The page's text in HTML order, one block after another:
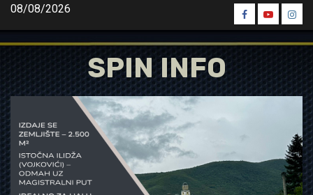
Skip
content
08/08/2026
Spin
Facebook
Spin
Youtube
Spin
SPIN INFO